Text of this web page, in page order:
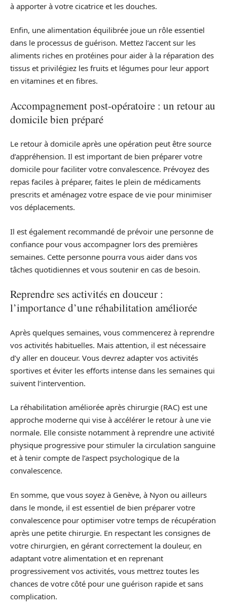
à apporter à votre cicatrice et les douches.
Enfin, une alimentation équilibrée joue un rôle essentiel
dans le processus de guérison. Mettez l’accent sur les
aliments riches en protéines pour aider à la réparation des
tissus et privilégiez les fruits et légumes pour leur apport
en vitamines et en fibres.
Accompagnement post-opératoire : un retour au
domicile bien préparé
Le retour à domicile après une opération peut être source
d’appréhension. Il est important de bien préparer votre
domicile pour faciliter votre convalescence. Prévoyez des
repas faciles à préparer, faites le plein de médicaments
prescrits et aménagez votre espace de vie pour minimiser
vos déplacements.
Il est également recommandé de prévoir une personne de
confiance pour vous accompagner lors des premières
semaines. Cette personne pourra vous aider dans vos
tâches quotidiennes et vous soutenir en cas de besoin.
Reprendre ses activités en douceur :
l’importance d’une réhabilitation améliorée
Après quelques semaines, vous commencerez à reprendre
vos activités habituelles. Mais attention, il est nécessaire
d’y aller en douceur. Vous devrez adapter vos activités
sportives et éviter les efforts intense dans les semaines qui
suivent l’intervention.
La réhabilitation améliorée après chirurgie (RAC) est une
approche moderne qui vise à accélérer le retour à une vie
normale. Elle consiste notamment à reprendre une activité
physique progressive pour stimuler la circulation sanguine
et à tenir compte de l’aspect psychologique de la
convalescence.
En somme, que vous soyez à Genève, à Nyon ou ailleurs
dans le monde, il est essentiel de bien préparer votre
convalescence pour optimiser votre temps de récupération
après une petite chirurgie. En respectant les consignes de
votre chirurgien, en gérant correctement la douleur, en
adaptant votre alimentation et en reprenant
progressivement vos activités, vous mettrez toutes les
chances de votre côté pour une guérison rapide et sans
complication.